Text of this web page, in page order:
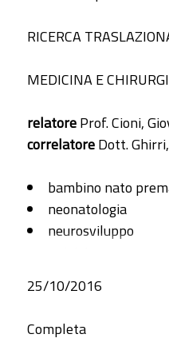
RICERCA
MEDICINA E
relatoreProf. Cioni,
correlatoreDott.
bambino nato
neonatologia
neurosviluppo
25/10/2016
Completa